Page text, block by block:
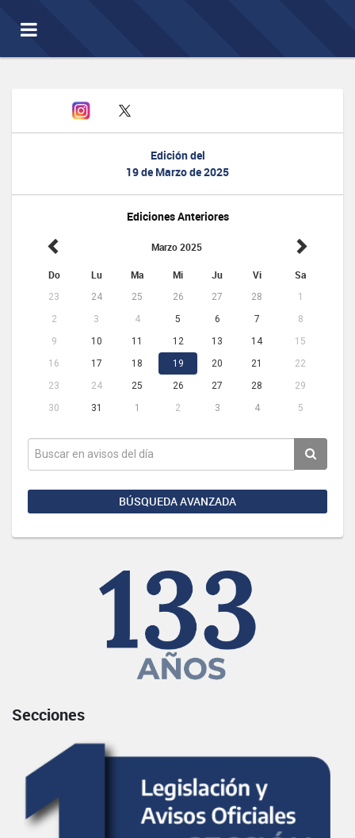
Toggle
navigation
Edición del
19 de Marzo de 2025
Ediciones Anteriores
Marzo 2025
Do Lu Ma Mi Ju Vi Sa
23 24 25 26 27 28
1
2
3 4 5 6 7
8
9
10 11 12 13 14
15
16
17 18 19 20 21
22
23
24 25 26 27 28
29
30
31 1 2 3 4 5
BÚSQUEDA AVANZADA
Secciones